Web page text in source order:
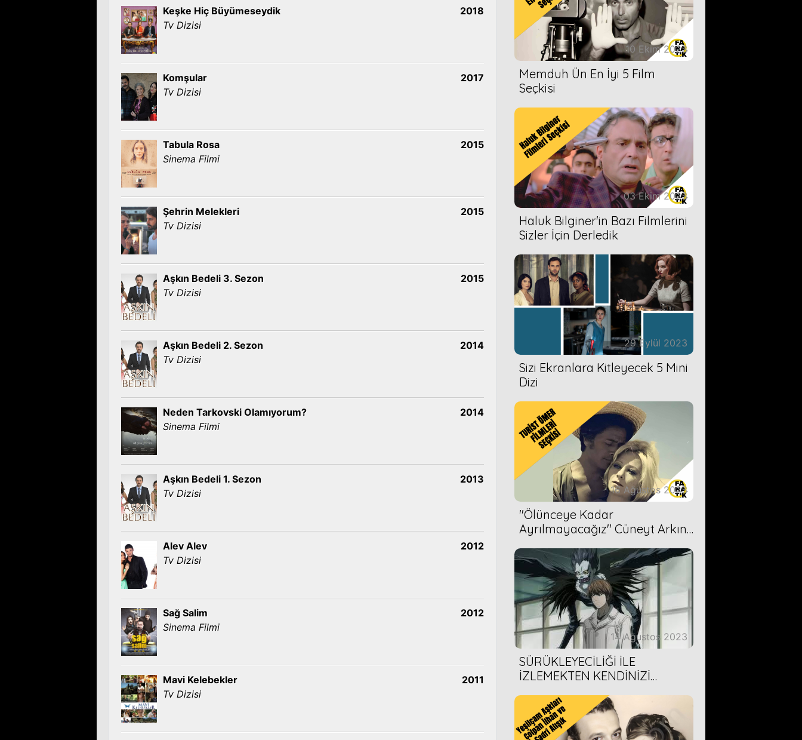
Keşke Hiç Büyümeseydik
Tv Dizisi
2018
Komşular
Tv Dizisi
2017
Tabula Rosa
Sinema Filmi
2015
Şehrin Melekleri
Tv Dizisi
2015
Aşkın Bedeli 3. Sezon
Tv Dizisi
2015
Aşkın Bedeli 2. Sezon
Tv Dizisi
2014
Neden Tarkovski Olamıyorum?
Sinema Filmi
2014
Aşkın Bedeli 1. Sezon
Tv Dizisi
2013
Alev Alev
Tv Dizisi
2012
Sağ Salim
Sinema Filmi
2012
Mavi Kelebekler
Tv Dizisi
2011
10 Ekim 2023
Memduh Ün En İyi 5 Film
Seçkisi
03 Ekim 2023
Haluk Bilginer'in Bazı Filmlerini
Sizler İçin Derledik
29 Eylül 2023
Sizi Ekranlara Kitleyecek 5 Mini
Dizi
16 Ağustos 2023
''Ölünceye Kadar
Ayrılmayacağız'' Cüneyt Arkın-
14 Ağustos 2023
SÜRÜKLEYECİLİĞİ İLE
İZLEMEKTEN KENDİNİZİ
ÖNERİMİZ